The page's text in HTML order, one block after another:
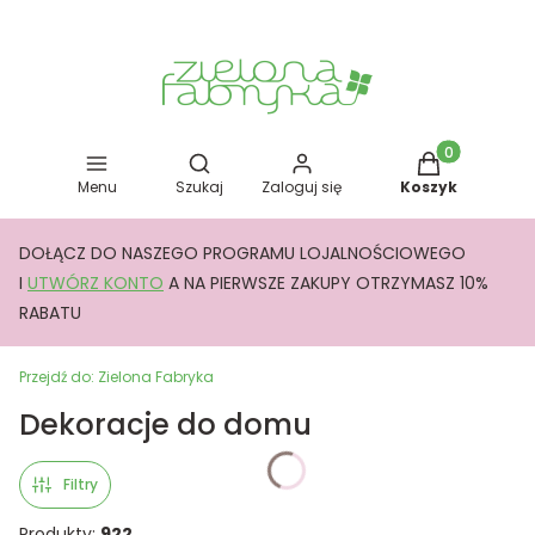
Menu
Otwórz wyszukiwarkę
Szukaj Zaloguj się
Produkty w
Koszyk
DOŁĄCZ DO NASZEGO PROGRAMU LOJALNOŚCIOWEGO
I UTWÓRZ KONTO A NA PIERWSZE ZAKUPY OTRZYMASZ 10%
RABATU
Przejdź do: Zielona Fabryka
Dekoracje do domu
Filtry